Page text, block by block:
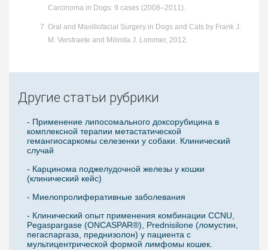
Carcinoma in Dogs: 9 cases (2008–2011).
Oral and Maxillofacial Surgery in Dogs and Cats by Frank J.
M. Verstraete and Milinda J. Lommer, 2012.
Другие статьи рубрики
- Применение липосомального доксорубицина в
комплексной терапии метастатической
гемангиосаркомы селезенки у собаки. Клинический
случай
- Карцинома поджелудочной железы у кошки
(клинический кейс)
- Миелопролиферативные заболевания
- Клинический опыт применения комбинации CCNU,
Pegaspargase (ONCASPAR®), Prednisilone (ломустин,
пегаспаргаза, преднизолон) у пациента с
мультицентрической формой лимфомы кошек.